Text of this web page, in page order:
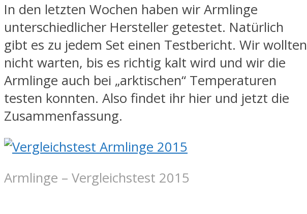
In den letzten Wochen haben wir Armlinge
unterschiedlicher Hersteller getestet. Natürlich
gibt es zu jedem Set einen Testbericht. Wir wollten
nicht warten, bis es richtig kalt wird und wir die
Armlinge auch bei „arktischen“ Temperaturen
testen konnten. Also findet ihr hier und jetzt die
Zusammenfassung.
Armlinge – Vergleichstest 2015